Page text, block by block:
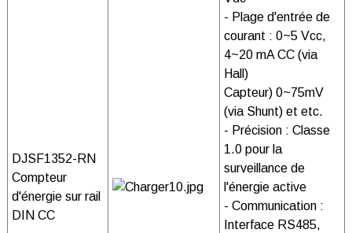
DJSF1352-RN
Compteur
d'énergie sur rail
DIN CC
- Plage d'entrée de
courant : 0~5 Vcc,
4~20 mA CC (via
Hall)
Capteur) 0~75mV
(via Shunt) et etc.
- Précision : Classe
1.0 pour la
surveillance de
l'énergie active
- Communication :
Interface RS485,